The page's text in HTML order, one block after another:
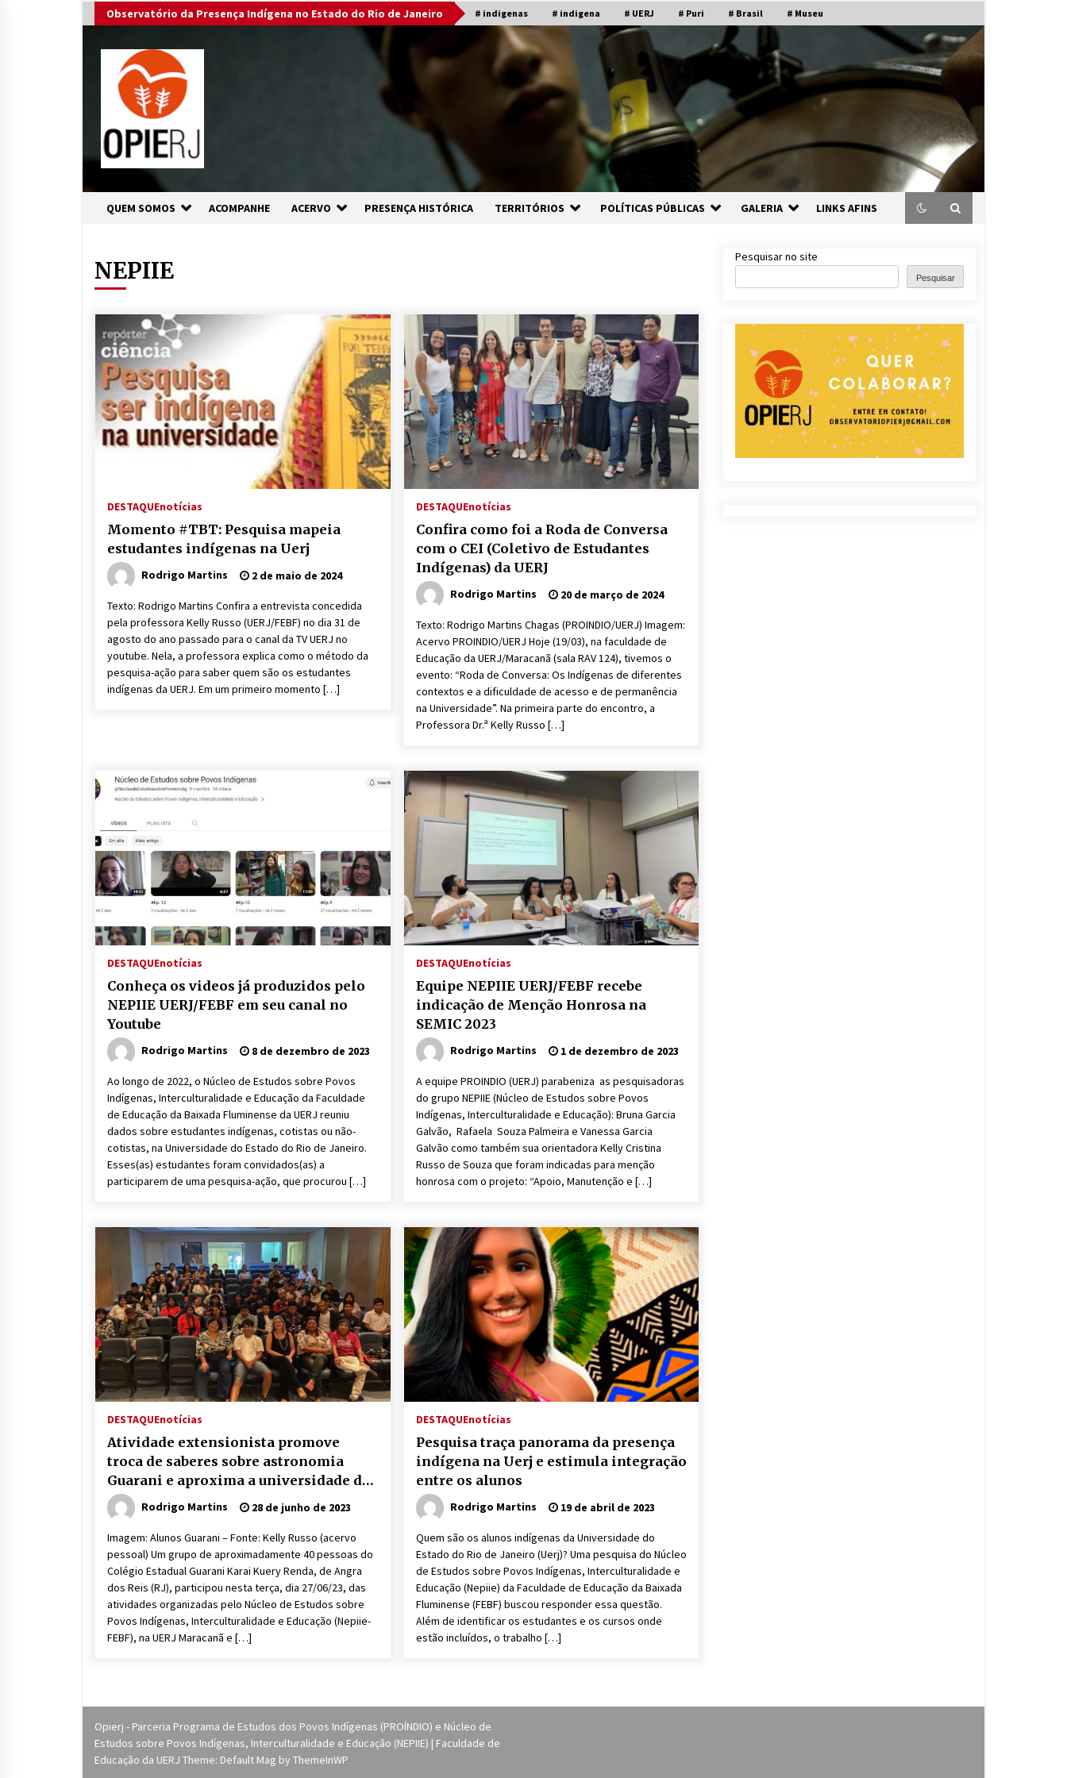
to
Observatório da Presença Indígena no Estado do Rio de Janeiro # indigenas # indigena # UERJ # Puri # Brasil # Museu
QUEM SOMOS ACOMPANHE ACERVO PRESENÇA HISTÓRICA TERRITÓRIOS POLÍTICAS PÚBLICAS GALERIA LINKS AFINS
NEPIIE
DESTAQUEnotícias
Momento #TBT: Pesquisa mapeia
estudantes indígenas na Uerj
Rodrigo Martins 2 de maio de 2024
Texto: Rodrigo Martins Confira a entrevista concedida
pela professora Kelly Russo (UERJ/FEBF) no dia 31 de
agosto do ano passado para o canal da TV UERJ no
youtube. Nela, a professora explica como o método da
pesquisa-ação para saber quem são os estudantes
indígenas da UERJ. Em um primeiro momento […]
DESTAQUEnotícias
Confira como foi a Roda de Conversa
com o CEI (Coletivo de Estudantes
Indígenas) da UERJ
Rodrigo Martins 20 de março de 2024
Texto: Rodrigo Martins Chagas (PROINDIO/UERJ) Imagem:
Acervo PROINDIO/UERJ Hoje (19/03), na faculdade de
Educação da UERJ/Maracanã (sala RAV 124), tivemos o
evento: “Roda de Conversa: Os Indígenas de diferentes
contextos e a dificuldade de acesso e de permanência
na Universidade”. Na primeira parte do encontro, a
Professora Dr.ª Kelly Russo […]
DESTAQUEnotícias
Conheça os videos já produzidos pelo
NEPIIE UERJ/FEBF em seu canal no
Youtube
Rodrigo Martins 8 de dezembro de 2023
Ao longo de 2022, o Núcleo de Estudos sobre Povos
Indígenas, Interculturalidade e Educação da Faculdade
de Educação da Baixada Fluminense da UERJ reuniu
dados sobre estudantes indígenas, cotistas ou não-
cotistas, na Universidade do Estado do Rio de Janeiro.
Esses(as) estudantes foram convidados(as) a
participarem de uma pesquisa-ação, que procurou […]
DESTAQUEnotícias
Equipe NEPIIE UERJ/FEBF recebe
indicação de Menção Honrosa na
SEMIC 2023
Rodrigo Martins 1 de dezembro de 2023
A equipe PROINDIO (UERJ) parabeniza as pesquisadoras
do grupo NEPIIE (Núcleo de Estudos sobre Povos
Indígenas, Interculturalidade e Educação): Bruna Garcia
Galvão, Rafaela Souza Palmeira e Vanessa Garcia
Galvão como também sua orientadora Kelly Cristina
Russo de Souza que foram indicadas para menção
honrosa com o projeto: “Apoio, Manutenção e […]
DESTAQUEnotícias
Atividade extensionista promove
troca de saberes sobre astronomia
Guarani e aproxima a universidade de
povos originários
Rodrigo Martins 28 de junho de 2023
Imagem: Alunos Guarani – Fonte: Kelly Russo (acervo
pessoal) Um grupo de aproximadamente 40 pessoas do
Colégio Estadual Guarani Karai Kuery Renda, de Angra
dos Reis (RJ), participou nesta terça, dia 27/06/23, das
atividades organizadas pelo Núcleo de Estudos sobre
Povos Indígenas, Interculturalidade e Educação (Nepiie-
FEBF), na UERJ Maracanã e […]
DESTAQUEnotícias
Pesquisa traça panorama da presença
indígena na Uerj e estimula integração
entre os alunos
Rodrigo Martins 19 de abril de 2023
Quem são os alunos indígenas da Universidade do
Estado do Rio de Janeiro (Uerj)? Uma pesquisa do Núcleo
de Estudos sobre Povos Indígenas, Interculturalidade e
Educação (Nepiie) da Faculdade de Educação da Baixada
Fluminense (FEBF) buscou responder essa questão.
Além de identificar os estudantes e os cursos onde
estão incluídos, o trabalho […]
Pesquisar no site
Pesquisar
Opierj - Parceria Programa de Estudos dos Povos Indígenas (PROÍNDIO) e Núcleo de
Estudos sobre Povos Indígenas, Interculturalidade e Educação (NEPIIE) | Faculdade de
Educação da UERJ Theme: Default Mag by ThemeInWP